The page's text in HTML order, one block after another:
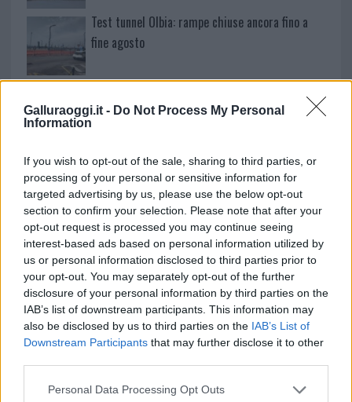
Galluraoggi.it - Do Not Process My Personal
Information
If you wish to opt-out of the sale, sharing to third parties, or
processing of your personal or sensitive information for
targeted advertising by us, please use the below opt-out
section to confirm your selection. Please note that after your
opt-out request is processed you may continue seeing
interest-based ads based on personal information utilized by
us or personal information disclosed to third parties prior to
your opt-out. You may separately opt-out of the further
disclosure of your personal information by third parties on the
IAB’s list of downstream participants. This information may
also be disclosed by us to third parties on the IAB’s List of
Downstream Participants that may further disclose it to other
Please note that this website/app uses one or more Google
Personal Data Processing Opt Outs
Test tunnel Olbia: rampe chiuse ancora fino a
fine agosto
amate dell’estate 2026
NECROLOGIE